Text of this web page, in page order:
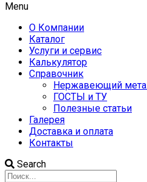
Menu
О Компании
Каталог
Услуги и сервис
Калькулятор
Справочник
Нержавеющий
ГОСТЫ и ТУ
Полезные статьи
Галерея
Доставка и оплата
Контакты
Search